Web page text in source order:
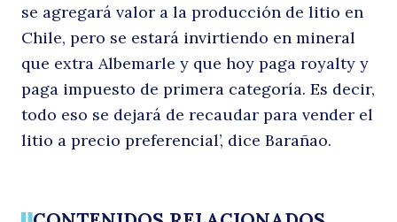
se agregará valor a la producción de litio en
Chile, pero se estará invirtiendo en mineral
que extra Albemarle y que hoy paga royalty y
paga impuesto de primera categoría. Es decir,
todo eso se dejará de recaudar para vender el
litio a precio preferencial’, dice Barañao.